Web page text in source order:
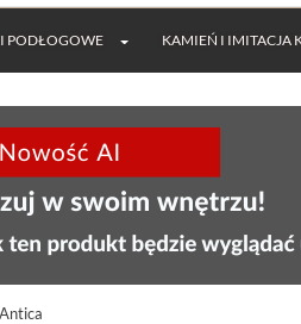
PODŁOGOWE KAMIEŃ I IMITACJA